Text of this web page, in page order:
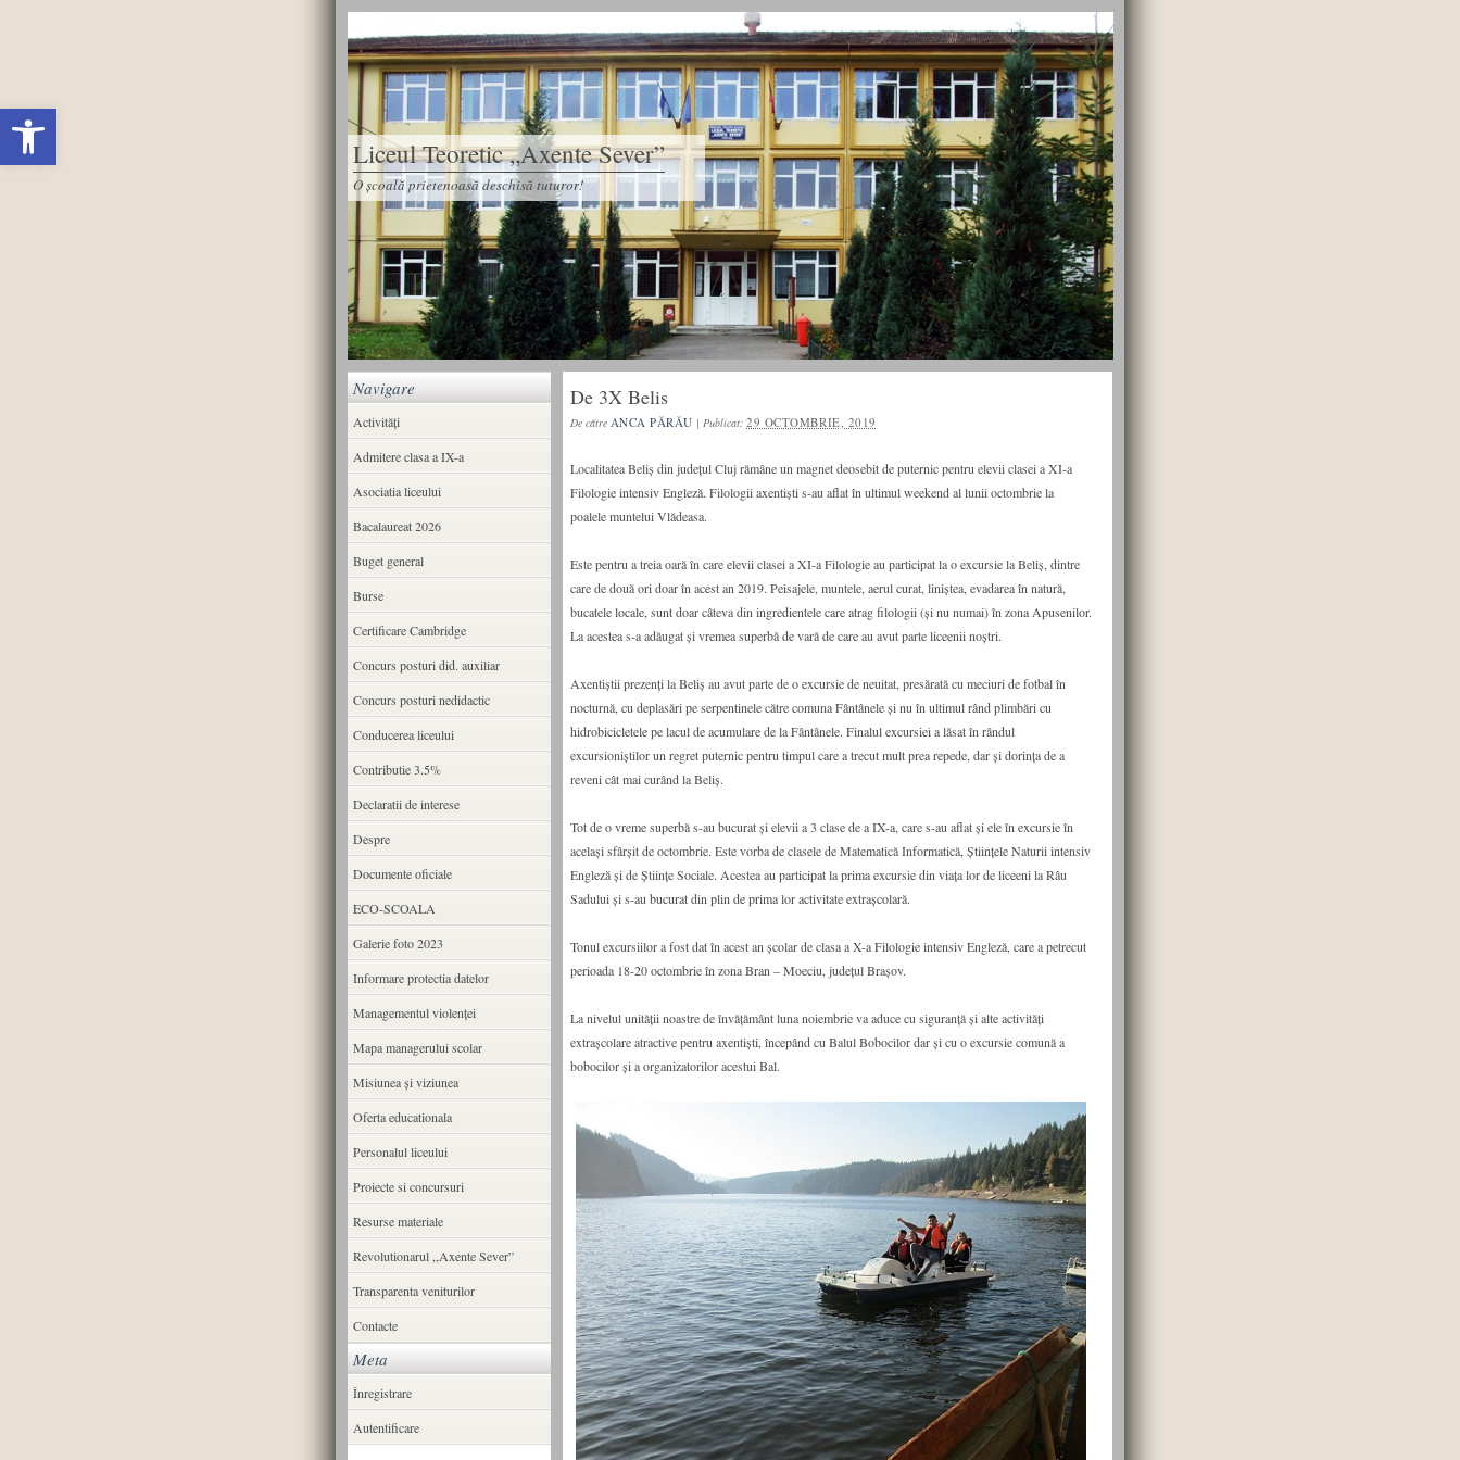
Deschide bara de unelte
Liceul Teoretic „Axente Sever”
O școală prietenoasă deschisă tuturor!
De 3X Belis
De către ANCA PĂRĂU | Publicat: 29 OCTOMBRIE, 2019
Localitatea Beliș din județul Cluj rămâne un magnet deosebit de puternic pentru elevii clasei a XI-a
Filologie intensiv Engleză. Filologii axentiști s-au aflat în ultimul weekend al lunii octombrie la
poalele muntelui Vlădeasa.
Este pentru a treia oară în care elevii clasei a XI-a Filologie au participat la o excursie la Beliș, dintre
care de două ori doar în acest an 2019. Peisajele, muntele, aerul curat, liniștea, evadarea în natură,
bucatele locale, sunt doar câteva din ingredientele care atrag filologii (și nu numai) în zona Apusenilor.
La acestea s-a adăugat și vremea superbă de vară de care au avut parte liceenii noștri.
Axentiștii prezenți la Beliș au avut parte de o excursie de neuitat, presărată cu meciuri de fotbal în
nocturnă, cu deplasări pe serpentinele către comuna Fântânele și nu în ultimul rând plimbări cu
hidrobicicletele pe lacul de acumulare de la Fântânele. Finalul excursiei a lăsat în rândul
excursioniștilor un regret puternic pentru timpul care a trecut mult prea repede, dar și dorința de a
reveni cât mai curând la Beliș.
Tot de o vreme superbă s-au bucurat și elevii a 3 clase de a IX-a, care s-au aflat și ele în excursie în
același sfârșit de octombrie. Este vorba de clasele de Matematică Informatică, Științele Naturii intensiv
Engleză și de Științe Sociale. Acestea au participat la prima excursie din viața lor de liceeni la Râu
Sadului și s-au bucurat din plin de prima lor activitate extrașcolară.
Tonul excursiilor a fost dat în acest an școlar de clasa a X-a Filologie intensiv Engleză, care a petrecut
perioada 18-20 octombrie în zona Bran – Moeciu, județul Brașov.
La nivelul unității noastre de învățământ luna noiembrie va aduce cu siguranță și alte activități
extrașcolare atractive pentru axentiști, începând cu Balul Bobocilor dar și cu o excursie comună a
bobocilor și a organizatorilor acestui Bal.
Navigare
Activități
Admitere clasa a IX-a
Asociatia liceului
Bacalaureat 2026
Buget general
Burse
Certificare Cambridge
Concurs posturi did. auxiliar
Concurs posturi nedidactic
Conducerea liceului
Contributie 3.5%
Declaratii de interese
Despre
Documente oficiale
ECO-SCOALA
Galerie foto 2023
Informare protectia datelor
Managementul violenței
Mapa managerului scolar
Misiunea şi viziunea
Oferta educationala
Personalul liceului
Proiecte si concursuri
Resurse materiale
Revolutionarul ,,Axente Sever”
Transparenta veniturilor
Contacte
Meta
Înregistrare
Autentificare